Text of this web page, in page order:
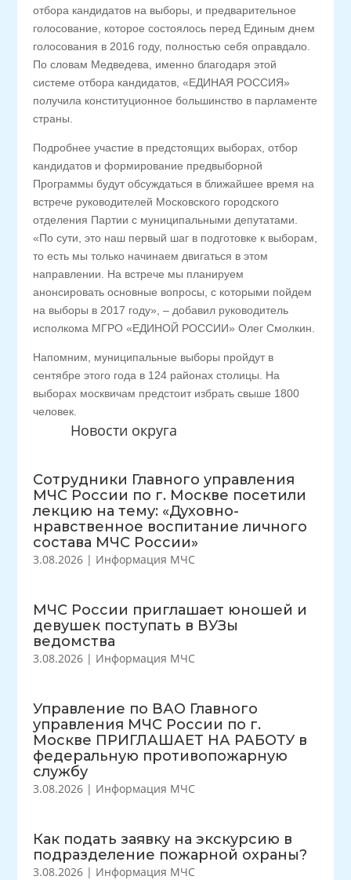
Новости округа
Сотрудники Главного управления
МЧС России по г. Москве посетили
лекцию на тему: «Духовно-
нравственное воспитание личного
состава МЧС России»
3.08.2026 | Информация МЧС
МЧС России приглашает юношей и
девушек поступать в ВУЗы
ведомства
3.08.2026 | Информация МЧС
Управление по ВАО Главного
управления МЧС России по г.
Москве ПРИГЛАШАЕТ НА РАБОТУ в
федеральную противопожарную
службу
3.08.2026 | Информация МЧС
Как подать заявку на экскурсию в
подразделение пожарной охраны?
3.08.2026 | Информация МЧС
отбора кандидатов на выборы, и предварительное
голосование, которое состоялось перед Единым днем
голосования в 2016 году, полностью себя оправдало.
По словам Медведева, именно благодаря этой
системе отбора кандидатов, «ЕДИНАЯ РОССИЯ»
получила конституционное большинство в парламенте
страны.
Подробнее участие в предстоящих выборах, отбор
кандидатов и формирование предвыборной
Программы будут обсуждаться в ближайшее время на
встрече руководителей Московского городского
отделения Партии с муниципальными депутатами.
«По сути, это наш первый шаг в подготовке к выборам,
то есть мы только начинаем двигаться в этом
направлении. На встрече мы планируем
анонсировать основные вопросы, с которыми пойдем
на выборы в 2017 году», – добавил руководитель
исполкома МГРО «ЕДИНОЙ РОССИИ» Олег Смолкин.
Напомним, муниципальные выборы пройдут в
сентябре этого года в 124 районах столицы. На
выборах москвичам предстоит избрать свыше 1800
человек.